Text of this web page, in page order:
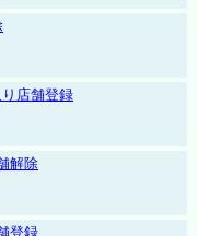
店舗登録
解除
登録